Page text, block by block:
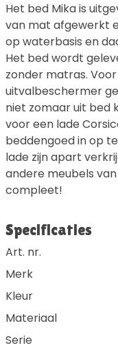
Het bed Mika is
van mat afgewerkt
op waterbasis en
Het bed wordt
zonder matras.
uitvalbeschermer
niet zomaar uit bed
voor een lade
beddengoed in op
lade zijn apart
andere meubels
compleet!
Specificaties
Art. nr.
Merk
Kleur
Materiaal
Serie